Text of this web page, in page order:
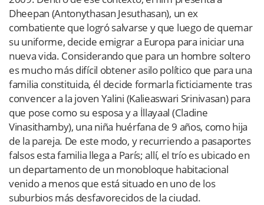
Dheepan (Antonythasan Jesuthasan), un ex
combatiente que logró salvarse y que luego de quemar
su uniforme, decide emigrar a Europa para iniciar una
nueva vida. Considerando que para un hombre soltero
es mucho más difícil obtener asilo político que para una
familia constituida, él decide formarla ficticiamente tras
convencer a la joven Yalini (Kalieaswari Srinivasan) para
que pose como su esposa y a İllayaal (Cladine
Vinasithamby), una niña huérfana de 9 años, como hija
de la pareja. De este modo, y recurriendo a pasaportes
falsos esta familia llega a París; allí, el trío es ubicado en
un departamento de un monobloque habitacional
venido a menos que está situado en uno de los
suburbios más desfavorecidos de la ciudad.